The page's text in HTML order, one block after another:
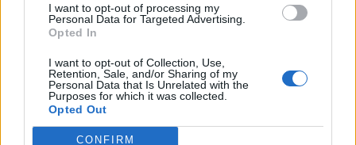
I want to opt-out of processing my
Personal Data for Targeted Advertising.
Opted In
I want to opt-out of Collection, Use,
Retention, Sale, and/or Sharing of my
Personal Data that Is Unrelated with the
Purposes for which it was collected.
Opted Out
CONFIRM
Colpo del Tortolì: arriva il centrocampista
La Villacidrese torna in Eccellenza,
l'Antiochense va in Promozione, Golfo
Aranci e La Salle salgono in Prima
31 Lug 2026